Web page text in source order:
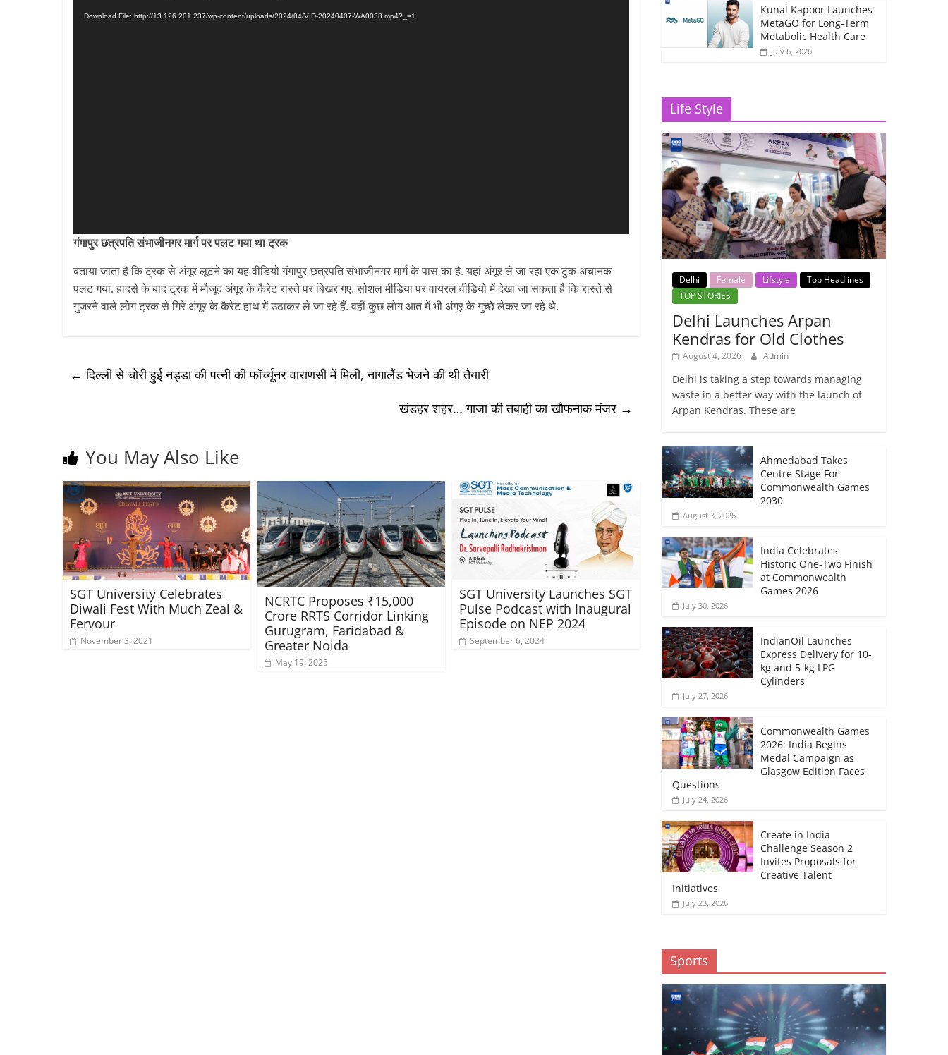
Download File: http://13.126.201.237/wp-content/uploads/2024/04/VID-20240407-WA0038.mp4?_=1
गंगापुर छत्रपति संभाजीनगर मार्ग पर पलट गया था ट्रक
बताया जाता है कि ट्रक से अंगूर लूटने का यह वीडियो गंगापुर-छत्रपति संभाजीनगर मार्ग के पास का है. यहां अंगूर ले जा रहा एक टुक अचानक
पलट गया. हादसे के बाद ट्रक में मौजूद अंगूर के कैरेट रास्ते पर बिखर गए. सोशल मीडिया पर वायरल वीडियो में देखा जा सकता है कि रास्ते से
गुजरने वाले लोग ट्रक से गिरे अंगूर के कैरेट हाथ में उठाकर ले जा रहे हैं. वहीं कुछ लोग आत में भी अंगूर के गुच्छे लेकर जा रहे थे.
← दिल्ली से चोरी हुई नड्डा की पत्नी की फॉर्च्यूनर वाराणसी में मिली, नागालैंड भेजने की थी तैयारी
खंडहर शहर… गाजा की तबाही का खौफनाक मंजर →
You May Also Like
SGT University Celebrates
Diwali Fest With Much Zeal &
Fervour
November 3, 2021
NCRTC Proposes ₹15,000
Crore RRTS Corridor Linking
Gurugram, Faridabad &
Greater Noida
May 19, 2025
SGT University Launches SGT
Pulse Podcast with Inaugural
Episode on NEP 2024
September 6, 2024
Kunal Kapoor Launches
MetaGO for Long-Term
Metabolic Health Care
July 6, 2026
Life Style
Delhi Female Lifstyle
Top Headlines
TOP STORIES
Delhi Launches Arpan
Kendras for Old Clothes
August 4, 2026 Admin
Delhi is taking a step towards managing
waste in a better way with the launch of
Arpan Kendras. These are
Ahmedabad Takes
Centre Stage For
Commonwealth Games
2030
August 3, 2026
India Celebrates
Historic One-Two Finish
at Commonwealth
Games 2026
July 30, 2026
IndianOil Launches
Express Delivery for 10-
kg and 5-kg LPG
Cylinders
July 27, 2026
Commonwealth Games
2026: India Begins
Medal Campaign as
Glasgow Edition Faces
Questions
July 24, 2026
Create in India
Challenge Season 2
Invites Proposals for
Creative Talent
Initiatives
July 23, 2026
Sports